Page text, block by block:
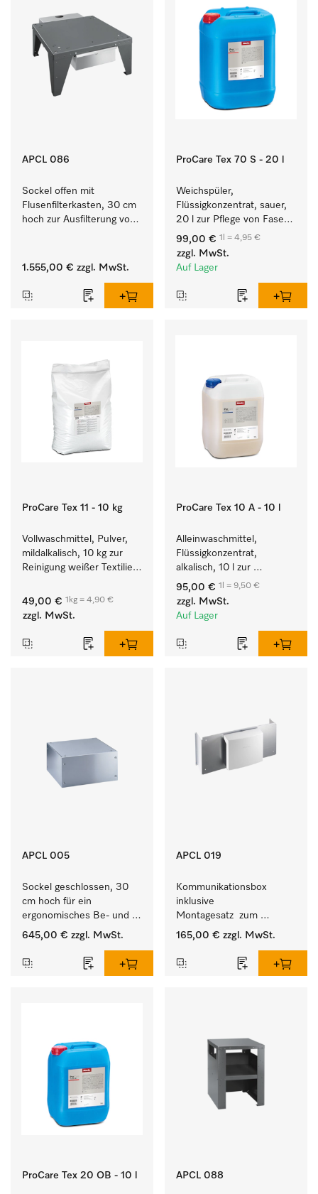
APCL 086
Sockel offen mit
Flusenfilterkasten, 30 cm
hoch zur Ausfilterung von
1.555,00 € zzgl. MwSt.
ProCare Tex 70 S - 20 l
Weichspüler,
Flüssigkonzentrat, sauer,
20 l zur Pflege von Fasern
für eine langfristige
Geschmeidigkeit der
Textilien.
99,00 € 1l = 4,95 €
zzgl. MwSt.
Auf Lager
ProCare Tex 11 - 10 kg
Vollwaschmittel, Pulver,
mildalkalisch, 10 kg zur
Reinigung weißer Textilien
Buntwäsche.
49,00 € 1kg = 4,90 €
zzgl. MwSt.
ProCare Tex 10 A - 10 l
Alleinwaschmittel,
Flüssigkonzentrat,
alkalisch, 10 l zur
Reinigung weißer Textilien
und farbechter
Buntwäsche.
95,00 € 1l = 9,50 €
zzgl. MwSt.
Auf Lager
APCL 005
Sockel geschlossen, 30
cm hoch für ein
ergonomisches Be- und
Entladen von
Trockner.
645,00 € zzgl. MwSt.
APCL 019
Kommunikationsbox
inklusive
Montagesatz  zum
Verbindungsaufbau von
mit externen Systemen.
165,00 € zzgl. MwSt.
ProCare Tex 20 OB - 10 l APCL 088